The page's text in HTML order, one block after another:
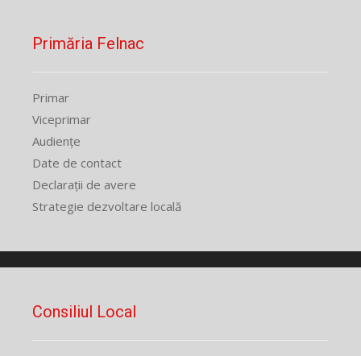
Primăria Felnac
Primar
Viceprimar
Audiențe
Date de contact
Declarații de avere
Strategie dezvoltare locală
Consiliul Local